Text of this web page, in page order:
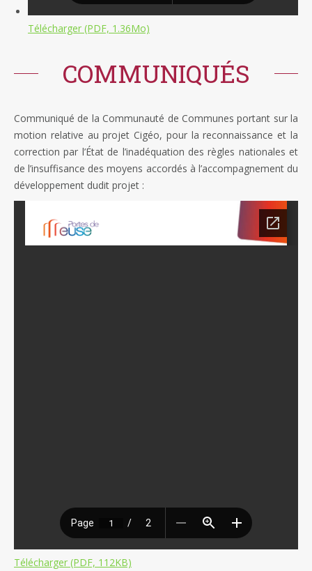
Télécharger (PDF, 1.36Mo)
COMMUNIQUÉS
Communiqué de la Communauté de Communesportant sur la
motion relative au projet Cigéo, pour la reconnaissance et la
correction par l’État de l’inadéquation des règles nationales et
de l’insuffisance des moyens accordés à l’accompagnement du
développement dudit projet :
Télécharger (PDF, 112KB)